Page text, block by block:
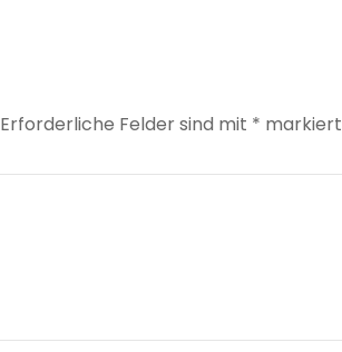
Erforderliche Felder sind mit * markiert